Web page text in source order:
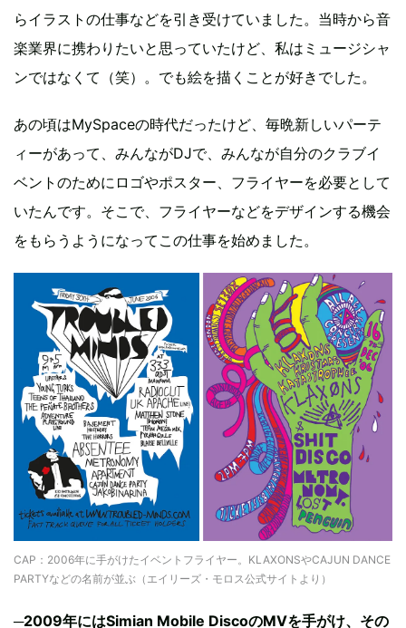
らイラストの仕事などを引き受けていました。当時から音
楽業界に携わりたいと思っていたけど、私はミュージシャ
ンではなくて（笑）。でも絵を描くことが好きでした。
あの頃はMySpaceの時代だったけど、毎晩新しいパーテ
ィーがあって、みんながDJで、みんなが自分のクラブイ
ベントのためにロゴやポスター、フライヤーを必要として
いたんです。そこで、フライヤーなどをデザインする機会
をもらうようになってこの仕事を始めました。
CAP：2006年に手がけたイベントフライヤー。KLAXONSやCAJUN DANCE
PARTYなどの名前が並ぶ（エイリーズ・モロス公式サイトより）
─2009年にはSimian Mobile DiscoのMVを手がけ、その